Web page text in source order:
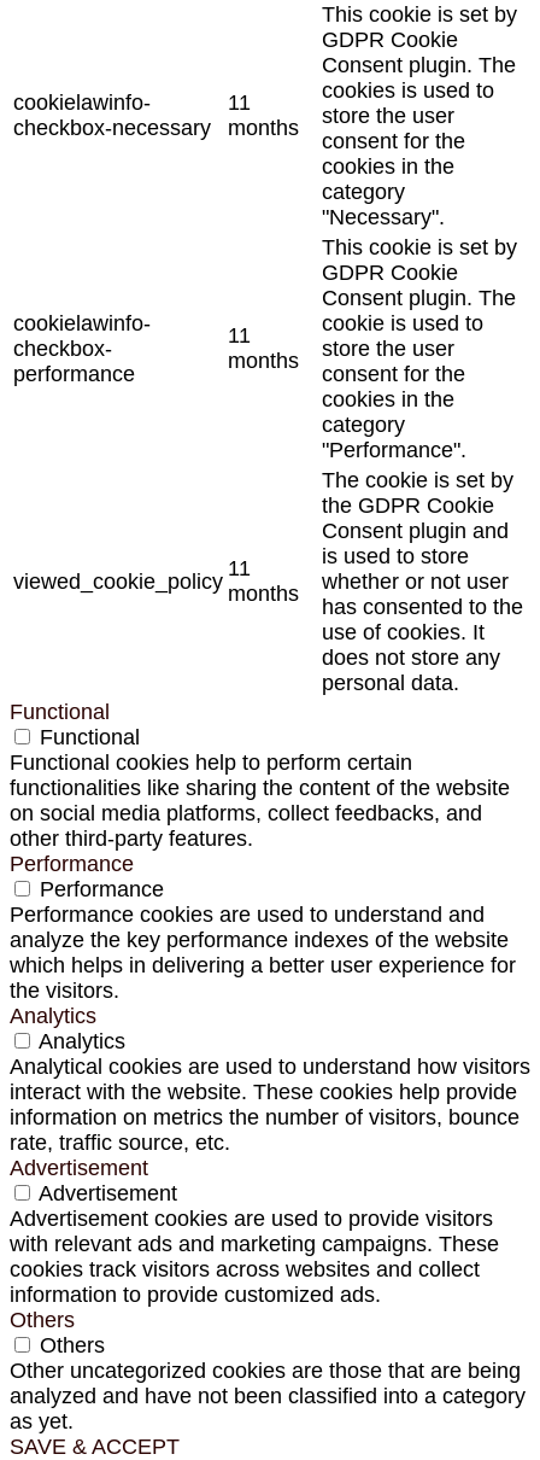
cookielawinfo-
checkbox-necessary
11
months
This cookie is set by
GDPR Cookie
Consent plugin. The
cookies is used to
store the user
consent for the
cookies in the
category
"Necessary".
cookielawinfo-
checkbox-
performance
11
months
This cookie is set by
GDPR Cookie
Consent plugin. The
cookie is used to
store the user
consent for the
cookies in the
category
"Performance".
viewed_cookie_policy
11
months
The cookie is set by
the GDPR Cookie
Consent plugin and
is used to store
whether or not user
has consented to the
use of cookies. It
does not store any
personal data.
Functional
Functional
Functional cookies help to perform certain
functionalities like sharing the content of the website
on social media platforms, collect feedbacks, and
other third-party features.
Performance
Performance
Performance cookies are used to understand and
analyze the key performance indexes of the website
which helps in delivering a better user experience for
the visitors.
Analytics
Analytics
Analytical cookies are used to understand how visitors
interact with the website. These cookies help provide
information on metrics the number of visitors, bounce
rate, traffic source, etc.
Advertisement
Advertisement
Advertisement cookies are used to provide visitors
with relevant ads and marketing campaigns. These
cookies track visitors across websites and collect
information to provide customized ads.
Others
Others
Other uncategorized cookies are those that are being
analyzed and have not been classified into a category
as yet.
SAVE & ACCEPT